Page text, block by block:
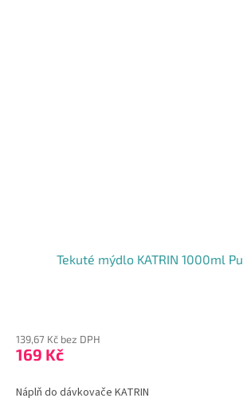
Tekuté mýdlo KATRIN 1000ml
139,67 Kč bez DPH
169 Kč
Náplň do dávkovače KATRIN